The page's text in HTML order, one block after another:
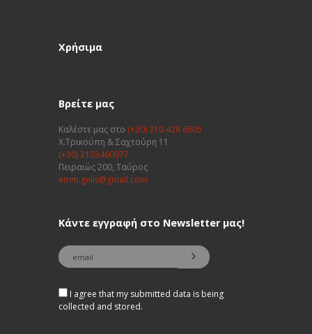
Χρήσιμα
Βρείτε μας
Καλέστε μας στο (+30) 210 428 6605
Χ.Τρικούπη & Σαχτούρη 11
(+30) 2103460977
Πειραιώς 200, Ταύρος
emm.gelis@gmail.com
Κάντε εγγραφή στο Newsletter μας!
I agree that my submitted data is being
collected and stored.